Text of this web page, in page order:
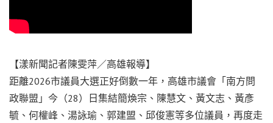
【漾新聞記者陳雯萍／高雄報導】
距離2026市議員大選正好倒數一年，高雄市議會「南方問
政聯盟」今（28）日集結簡煥宗、陳慧文、黃文志、黃彥
毓、何權峰、湯詠瑜、郭建盟、邱俊憲等多位議員，再度走